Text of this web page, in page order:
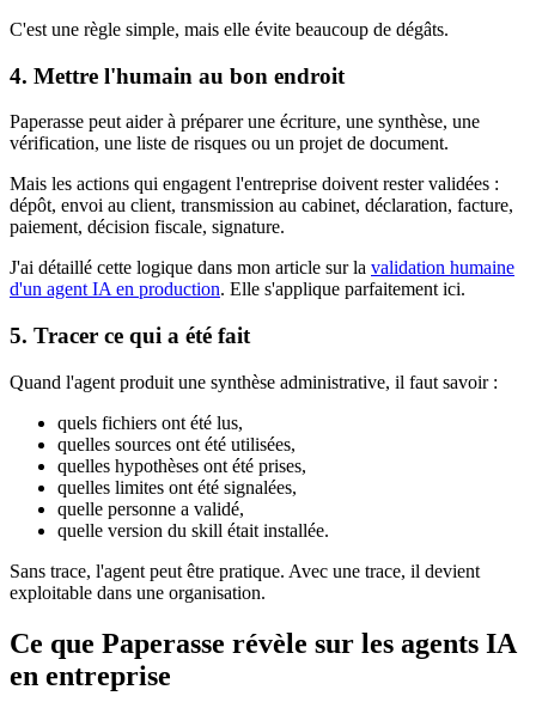
C'est une règle simple, mais elle évite beaucoup de dégâts.
4. Mettre l'humain au bon endroit
Paperasse peut aider à préparer une écriture, une synthèse, une
vérification, une liste de risques ou un projet de document.
Mais les actions qui engagent l'entreprise doivent rester validées :
dépôt, envoi au client, transmission au cabinet, déclaration, facture,
paiement, décision fiscale, signature.
J'ai détaillé cette logique dans mon article sur la validation humaine
d'un agent IA en production. Elle s'applique parfaitement ici.
5. Tracer ce qui a été fait
Quand l'agent produit une synthèse administrative, il faut savoir :
quels fichiers ont été lus,
quelles sources ont été utilisées,
quelles hypothèses ont été prises,
quelles limites ont été signalées,
quelle personne a validé,
quelle version du skill était installée.
Sans trace, l'agent peut être pratique. Avec une trace, il devient
exploitable dans une organisation.
Ce que Paperasse révèle sur les agents IA
en entreprise